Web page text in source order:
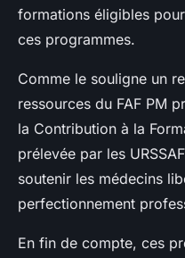
formations éligibles
ces programmes.
Comme le souligne un
ressources du FAF PM
la Contribution à la
prélevée par les
soutenir les médecins
perfectionnement
En fin de compte, ces